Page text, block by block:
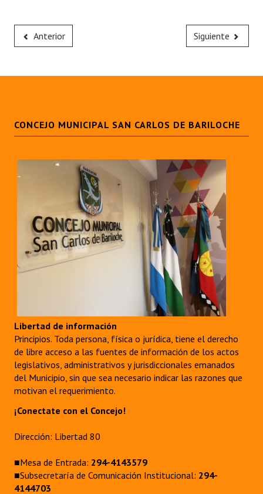
Anterior Siguiente
CONCEJO MUNICIPAL SAN CARLOS DE BARILOCHE
Libertad de información
Principios. Toda persona, física o jurídica, tiene el derecho
de libre acceso a las fuentes de información de los actos
legislativos, administrativos y jurisdiccionales emanados
del Municipio, sin que sea necesario indicar las razones que
motivan el requerimiento.
¡Conectate con el Concejo!
Dirección: Libertad 80
■Mesa de Entrada: 294-4143579
■Subsecretaría de Comunicación Institucional: 294-
4144703